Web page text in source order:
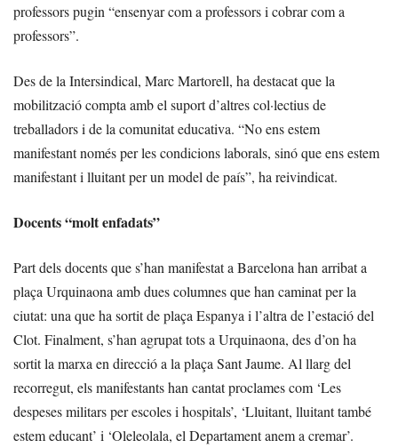
professors pugin “ensenyar com a professors i cobrar com a
professors”.
Des de la Intersindical, Marc Martorell, ha destacat que la
mobilització compta amb el suport d’altres col·lectius de
treballadors i de la comunitat educativa. “No ens estem
manifestant només per les condicions laborals, sinó que ens estem
manifestant i lluitant per un model de país”, ha reivindicat.
Docents “molt enfadats”
Part dels docents que s’han manifestat a Barcelona han arribat a
plaça Urquinaona amb dues columnes que han caminat per la
ciutat: una que ha sortit de plaça Espanya i l’altra de l’estació del
Clot. Finalment, s’han agrupat tots a Urquinaona, des d’on ha
sortit la marxa en direcció a la plaça Sant Jaume. Al llarg del
recorregut, els manifestants han cantat proclames com ‘Les
despeses militars per escoles i hospitals’, ‘Lluitant, lluitant també
estem educant’ i ‘Oleleolala, el Departament anem a cremar’.